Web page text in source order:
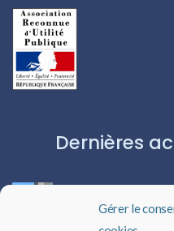
Gérer le
Dernières